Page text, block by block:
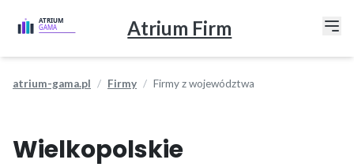
Atrium Firm
atrium-gama.pl Firmy Firmy z województwa
Wielkopolskie